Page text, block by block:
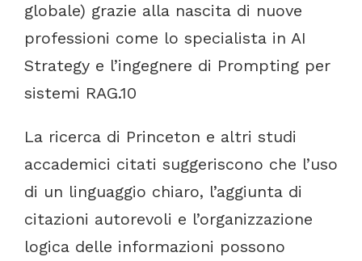
globale) grazie alla nascita di nuove
professioni come lo specialista in AI
Strategy e l’ingegnere di Prompting per
sistemi RAG.10
La ricerca di Princeton e altri studi
accademici citati suggeriscono che l’uso
di un linguaggio chiaro, l’aggiunta di
citazioni autorevoli e l’organizzazione
logica delle informazioni possono